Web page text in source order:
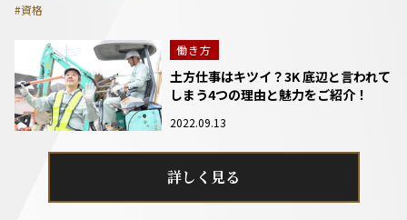
#資格
働き方
土方仕事はキツイ？3K 底辺と言われて
しまう4つの理由と魅力をご紹介！
2022.09.13
詳しく見る